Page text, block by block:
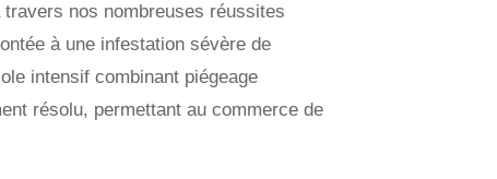
nos nombreuses réussites
à une infestation sévère de
intensif combinant piégeage
résolu, permettant au commerce de